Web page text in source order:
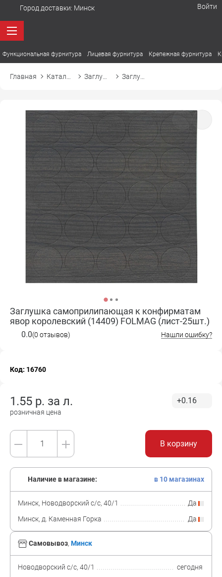
Город доставки: Минск Войти
Функциональная фурнитура Лицевая фурнитура Крепежная фурнитура
Главная
Заглушка самоприлипающая к конфирматам
явор королевский (14409) FOLMAG (лист-25шт.)
0.0(0 отзывов) Нашли ошибку?
Код: 16760
1.55 р. за л.
розничная цена
+0.16
В корзину
Самовывоз, Минск
Новодворский с/с, 40/1
сегодня
Наличие в магазине: в 10 магазинах
Минск, Новодворский с/с, 40/1
Да
Минск, д. Каменная Горка
Да